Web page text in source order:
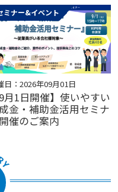
ミナー&イベント
日：2026年09月01日
9月1日開催】使いやすい
金・補助金活用セミナ
催のご案内